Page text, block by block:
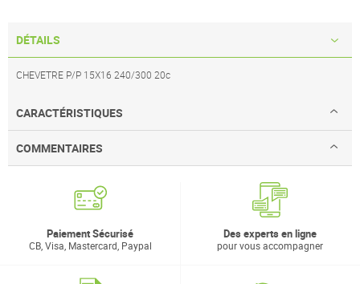
DÉTAILS
CHEVETRE P/P 15X16 240/300 20c
CARACTÉRISTIQUES
COMMENTAIRES
Paiement Sécurisé
CB, Visa, Mastercard, Paypal
Des experts en ligne
pour vous accompagner